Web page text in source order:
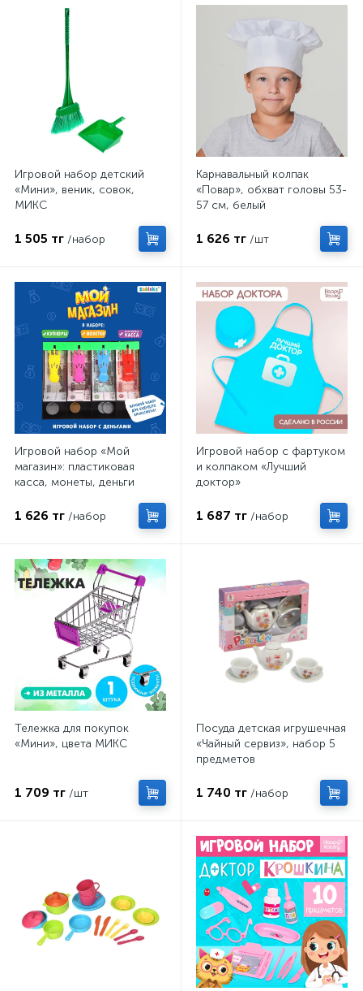
Игровой набор детский
«Мини», веник, совок,
МИКС
1 505 тг /набор
Карнавальный колпак
«Повар», обхват головы 53-
57 см, белый
1 626 тг /шт
Игровой набор «Мой
магазин»: пластиковая
касса, монеты, деньги
1 626 тг /набор
Игровой набор с фартуком
и колпаком «Лучший
доктор»
1 687 тг /набор
Тележка для покупок
«Мини», цвета МИКС
1 709 тг /шт
Посуда детская игрушечная
«Чайный сервиз», набор 5
предметов
1 740 тг /набор